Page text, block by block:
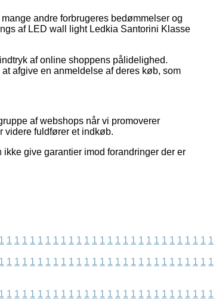
andre forbrugeres bedømmelser og
af LED wall light Ledkia Santorini Klasse
af online shoppens pålidelighed.
afgive en anmeldelse af deres køb, som
af webshops når vi promoverer
videre fuldfører et indkøb.
give garantier imod forandringer der er
1 1 1 1 1 1 1 1 1 1 1 1 1 1 1 1 1 1 1 1 1 1 1 1 1 1 1 1
1 1 1 1 1 1 1 1 1 1 1 1 1 1 1 1 1 1 1 1 1 1 1 1 1 1 1 1
1 1 1 1 1 1 1 1 1 1 1 1 1 1 1 1 1 1 1 1 1 1 1 1 1 1 1 1